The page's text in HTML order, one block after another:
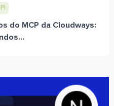
do MCP da Cloudways: